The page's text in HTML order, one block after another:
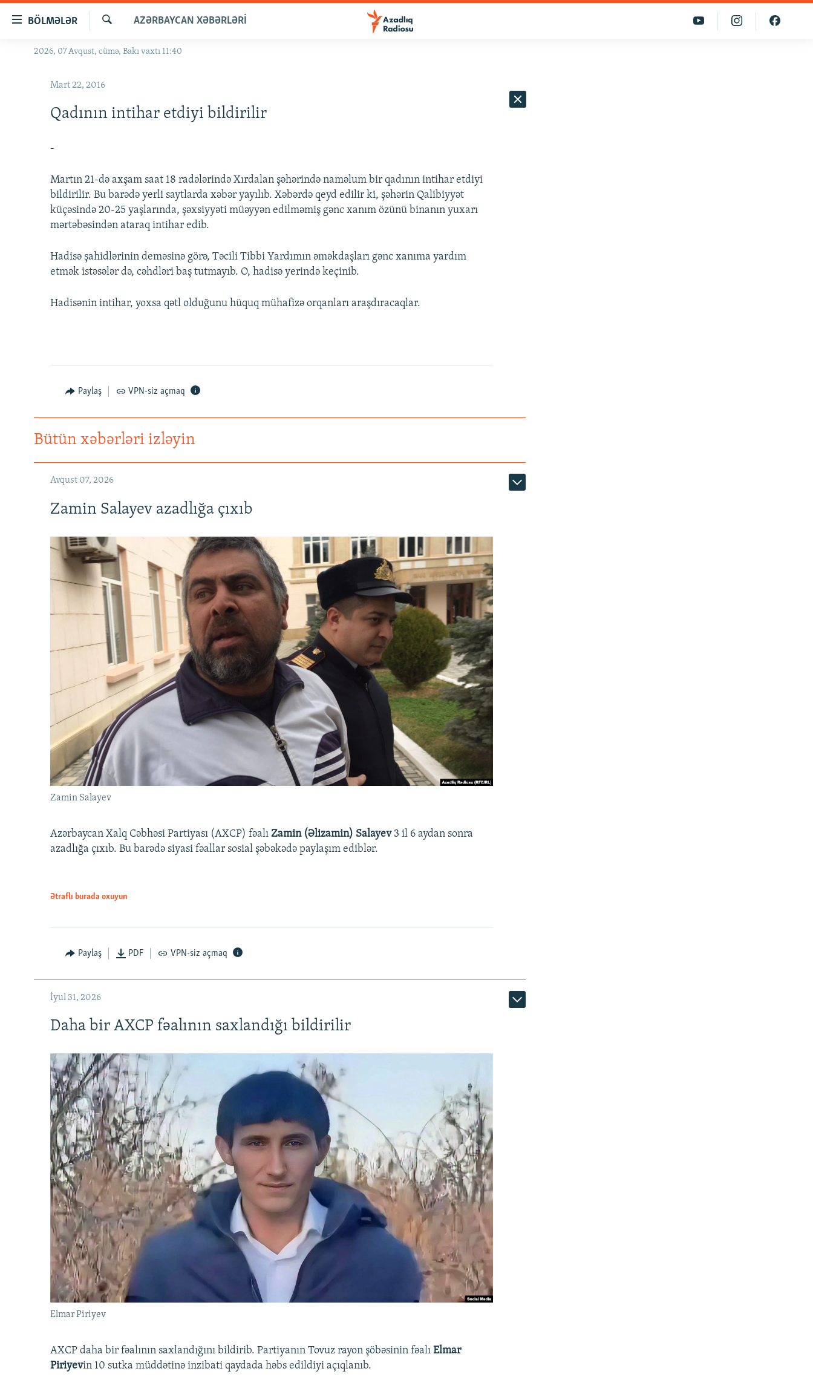
naviqasiyaya
BÖLMƏLƏR
GÜNDƏM
#ƏSLINDƏ
ARAŞDIRMA
MULTIMEDIA
FOTOQALEREYA
İNFOQRAFIKA
RADIO ARXIV
OXU ZALI
AZƏRBAYCAN ƏDƏBIYYATI KITABXANASI
HAQQIMIZDA
MISSIYAMIZ
STANDARTLARIMIZ
XƏBƏR BÜLLETENLƏRIMIZ
Axtar
AZƏRBAYCAN XƏBƏRLƏRI
2026, 07 Avqust, cümə, Bakı vaxtı 11:40
Mart 22, 2016
Qadının intihar etdiyi bildirilir
-
Martın 21-də axşam saat 18 radələrində Xırdalan şəhərində naməlum bir qadının intihar etdiyi
bildirilir. Bu barədə yerli saytlarda xəbər yayılıb. Xəbərdə qeyd edilir ki, şəhərin Qalibiyyət
küçəsində 20-25 yaşlarında, şəxsiyyəti müəyyən edilməmiş gənc xanım özünü binanın yuxarı
mərtəbəsindən ataraq intihar edib.
Hadisə şahidlərinin deməsinə görə, Təcili Tibbi Yardımın əməkdaşları gənc xanıma yardım
etmək istəsələr də, cəhdləri baş tutmayıb. O, hadisə yerində keçinib.
Hadisənin intihar, yoxsa qətl olduğunu hüquq mühafizə orqanları araşdıracaqlar.
Paylaş VPN-siz açmaq
Bütün xəbərləri izləyin
Avqust 07, 2026
Zamin Salayev azadlığa çıxıb
Zamin Salayev
Azərbaycan Xalq Cəbhəsi Partiyası (AXCP) fəalı Zamin (Əlizamin) Salayev 3 il 6 aydan sonra
azadlığa çıxıb. Bu barədə siyasi fəallar sosial şəbəkədə paylaşım ediblər.
Ətraflı burada oxuyun
Paylaş PDF VPN-siz açmaq
İyul 31, 2026
Daha bir AXCP fəalının saxlandığı bildirilir
Elmar Piriyev
AXCP daha bir fəalının saxlandığını bildirib. Partiyanın Tovuz rayon şöbəsinin fəalı Elmar
Piriyevin 10 sutka müddətinə inzibati qaydada həbs edildiyi açıqlanıb.